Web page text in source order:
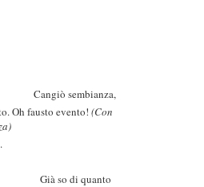
Oh fausto evento! (Con
di quanto